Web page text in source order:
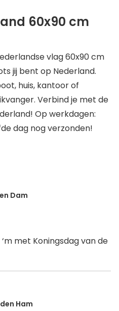
60x90 cm
vlag 60x90 cm
jij bent op Nederland.
huis, kantoor of
Verbind je met de
Op werkdagen:
dag nog verzonden!
Dam
met Koningsdag van de
Ham